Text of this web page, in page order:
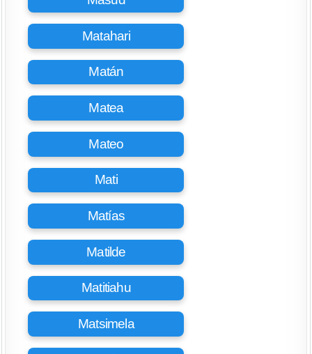
Matahari
Matán
Matea
Mateo
Mati
Matías
Matilde
Matitiahu
Matsimela